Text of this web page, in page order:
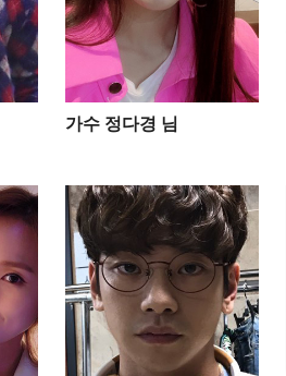
가수 정다경 님